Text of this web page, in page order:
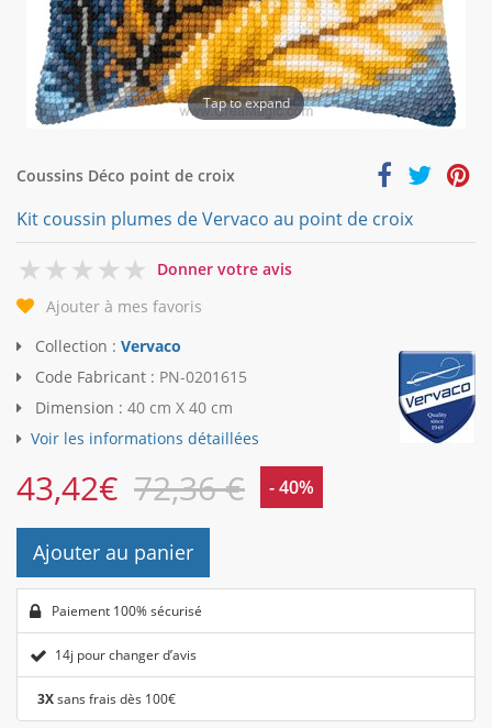
Tap to expand
Coussins Déco point de croix
Kit coussin plumes de Vervaco au point de croix
0
Donner votre avis
Ajouter à mes favoris
Collection : Vervaco
Code Fabricant : PN-0201615
Dimension : 40 cm X 40 cm
Voir les informations détaillées
43,42€ 72,36 € - 40%
Ajouter au panier
Paiement 100% sécurisé
14j pour changer d’avis
3Xsans frais dès 100€